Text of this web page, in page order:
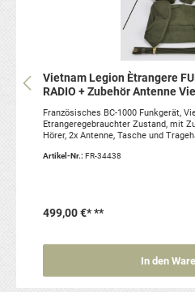
Vietnam Legion Ètrangere
RADIO + Zubehör Antenne
Französisches BC-1000 Funkgerät,
Etrangeregebrauchter Zustand, mit
Hörer, 2x Antenne, Tasche und Tragehalterung.
leer! SIE KAUFEN GENAU DAS
Artikel-Nr.: FR-34438
499,00 €***
In den